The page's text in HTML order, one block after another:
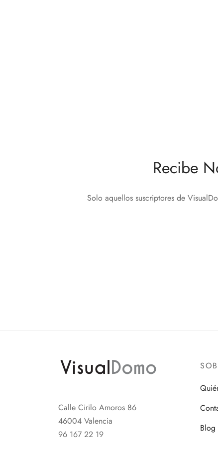
Recibe
Solo aquellos suscriptores de
Calle Cirilo Amoros 86
46004 Valencia
96 167 22 19
Blog